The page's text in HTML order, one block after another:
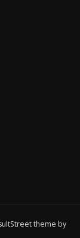
theme by